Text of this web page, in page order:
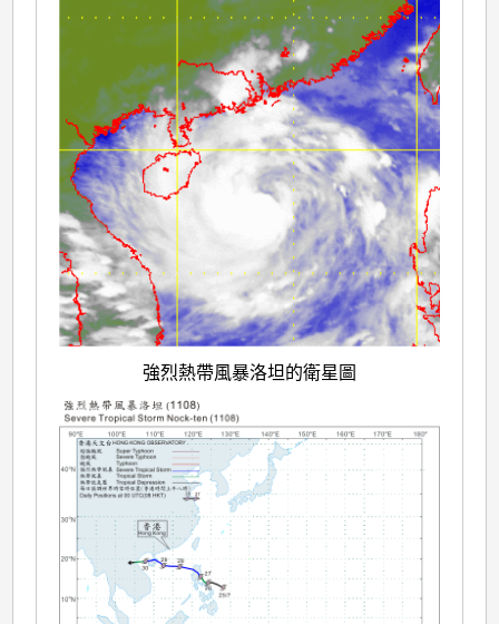
強烈熱帶風暴洛坦的衛星圖